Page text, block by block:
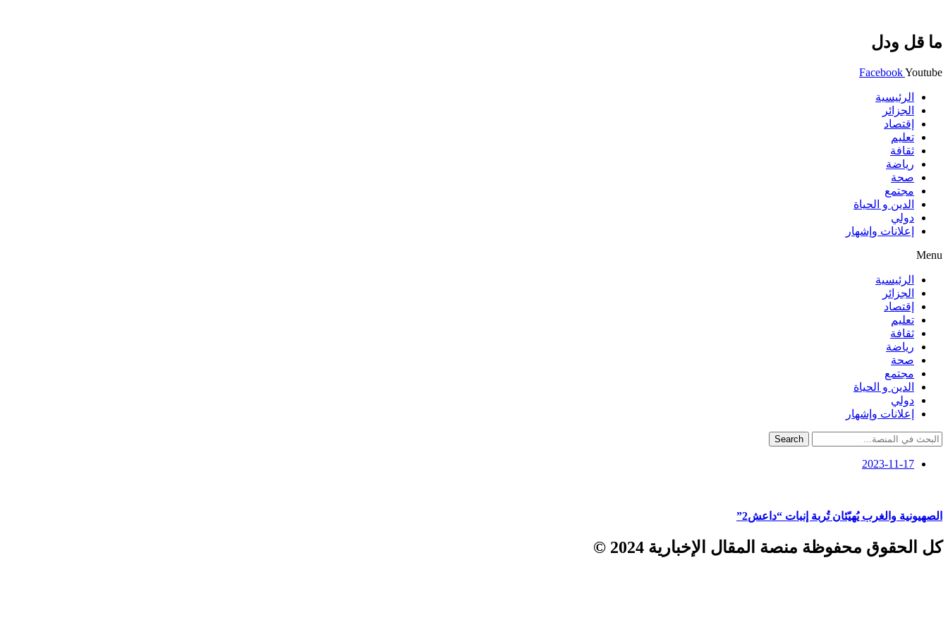
ما قل ودل
FacebookYoutube
الرئيسية
الجزائر
إقتصاد
تعليم
ثقافة
رياضة
صحة
مجتمع
الدين و الحياة
دولي
إعلانات وإشهار
Menu
الرئيسية
الجزائر
إقتصاد
تعليم
ثقافة
رياضة
صحة
مجتمع
الدين و الحياة
دولي
إعلانات وإشهار
Search
2023-11-17
الصهيونية والغرب يُهيّئان تُربة إنبات “داعش2”
كل الحقوق محفوظة منصة المقال الإخبارية 2024 ©